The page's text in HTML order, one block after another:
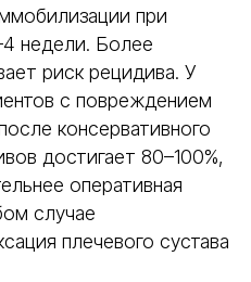
при
недели. Более
риск рецидива. У
с повреждением
консервативного
достигает 80–100%,
оперативная
случае
плечевого сустава
—
размер,